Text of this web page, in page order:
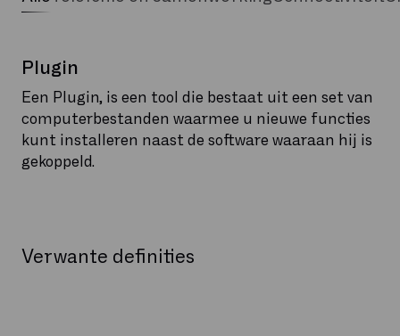
Plugin
Een Plugin, is een tool die bestaat uit een set van
computerbestanden waarmee u nieuwe functies
kunt installeren naast de software waaraan hij is
gekoppeld.
Verwante definities